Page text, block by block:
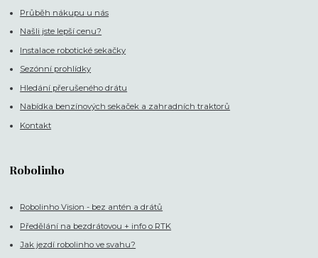
Průběh nákupu u nás
Našli jste lepší cenu?
Instalace robotické sekačky
Sezónní prohlídky
Hledání přerušeného drátu
Nabídka benzínových sekaček a zahradních traktorů
Kontakt
Robolinho
Robolinho Vision - bez antén a drátů
Předělání na bezdrátovou + info o RTK
Jak jezdí robolinho ve svahu?